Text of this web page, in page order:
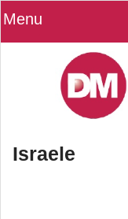
Menu
Israele